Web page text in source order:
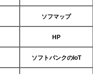
ソフマップ
HP
ソフトバンクのIoT